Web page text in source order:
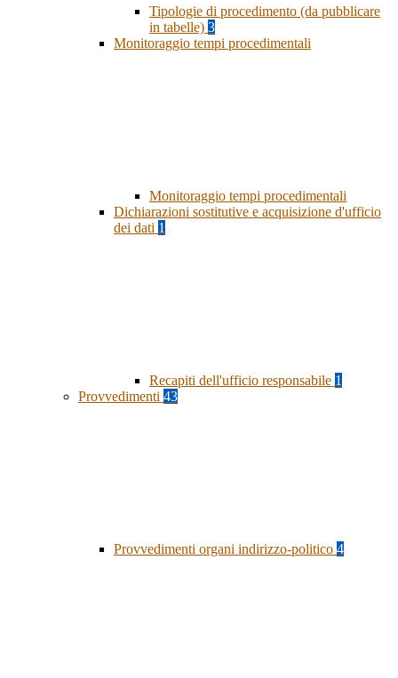
Tipologie di procedimento (da pubblicare
in tabelle) 3
Monitoraggio tempi procedimentali
Monitoraggio tempi procedimentali
Dichiarazioni sostitutive e acquisizione d'ufficio
dei dati 1
Recapiti dell'ufficio responsabile 1
Provvedimenti 43
Provvedimenti organi indirizzo-politico 4